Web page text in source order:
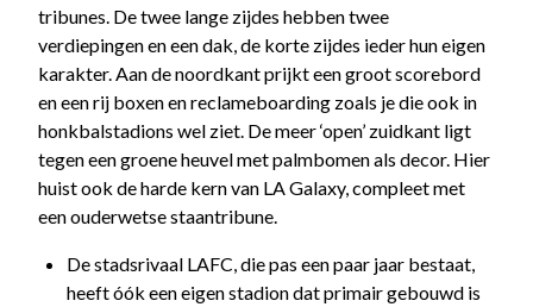
tribunes. De twee lange zijdes hebben twee
verdiepingen en een dak, de korte zijdes ieder hun eigen
karakter. Aan de noordkant prijkt een groot scorebord
en een rij boxen en reclameboarding zoals je die ook in
honkbalstadions wel ziet. De meer ‘open’ zuidkant ligt
tegen een groene heuvel met palmbomen als decor. Hier
huist ook de harde kern van LA Galaxy, compleet met
een ouderwetse staantribune.
De stadsrivaal LAFC, die pas een paar jaar bestaat,
heeft óók een eigen stadion dat primair gebouwd is